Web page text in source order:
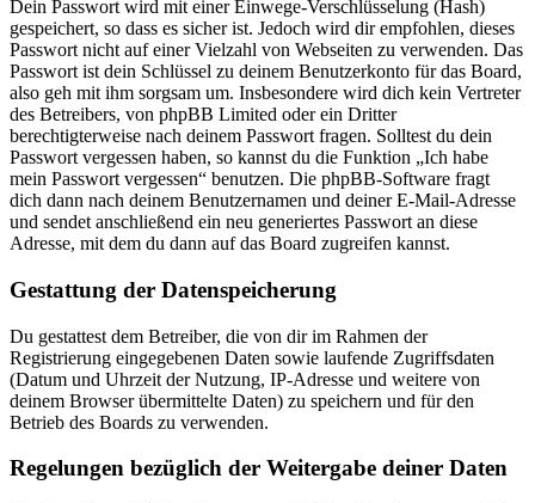
Dein Passwort wird mit einer Einwege-Verschlüsselung (Hash)
gespeichert, so dass es sicher ist. Jedoch wird dir empfohlen, dieses
Passwort nicht auf einer Vielzahl von Webseiten zu verwenden. Das
Passwort ist dein Schlüssel zu deinem Benutzerkonto für das Board,
also geh mit ihm sorgsam um. Insbesondere wird dich kein Vertreter
des Betreibers, von phpBB Limited oder ein Dritter
berechtigterweise nach deinem Passwort fragen. Solltest du dein
Passwort vergessen haben, so kannst du die Funktion „Ich habe
mein Passwort vergessen“ benutzen. Die phpBB-Software fragt
dich dann nach deinem Benutzernamen und deiner E-Mail-Adresse
und sendet anschließend ein neu generiertes Passwort an diese
Adresse, mit dem du dann auf das Board zugreifen kannst.
Gestattung der Datenspeicherung
Du gestattest dem Betreiber, die von dir im Rahmen der
Registrierung eingegebenen Daten sowie laufende Zugriffsdaten
(Datum und Uhrzeit der Nutzung, IP-Adresse und weitere von
deinem Browser übermittelte Daten) zu speichern und für den
Betrieb des Boards zu verwenden.
Regelungen bezüglich der Weitergabe deiner Daten